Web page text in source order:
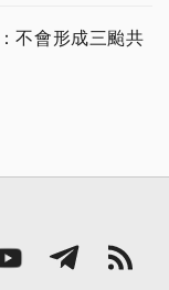
不會形成三颱共